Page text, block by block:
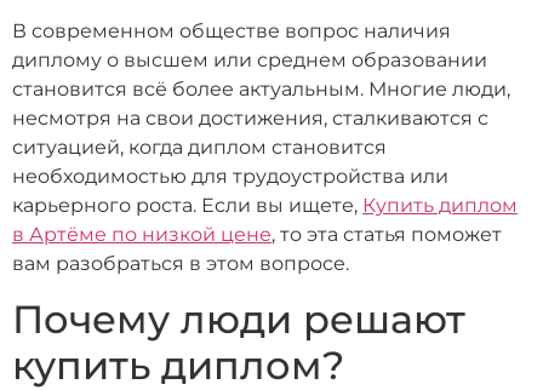
В современном обществе вопрос наличия
диплому о высшем или среднем образовании
становится всё более актуальным. Многие люди,
несмотря на свои достижения, сталкиваются с
ситуацией, когда диплом становится
необходимостью для трудоустройства или
карьерного роста. Если вы ищете, Купить диплом
в Артёме по низкой цене, то эта статья поможет
вам разобраться в этом вопросе.
Почему люди решают
купить диплом?